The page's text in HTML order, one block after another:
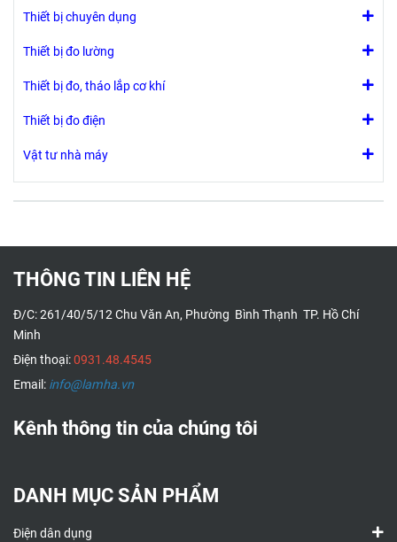
Thiết bị chuyên dụng
Thiết bị đo lường
Thiết bị đo, tháo lắp cơ khí
Thiết bị đo điện
Vật tư nhà máy
THÔNG TIN LIÊN HỆ
Đ/C: 261/40/5/12 Chu Văn An, Phường Bình Thạnh TP. Hồ Chí
Minh
Điện thoại:0931.48.4545
Email: info@lamha.vn
Kênh thông tin của chúng tôi
DANH MỤC SẢN PHẨM
Điện dân dụng